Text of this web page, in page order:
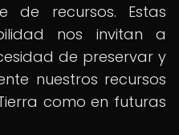
de recursos. Estas
nos invitan a
de preservar y
nuestros recursos
como en futuras